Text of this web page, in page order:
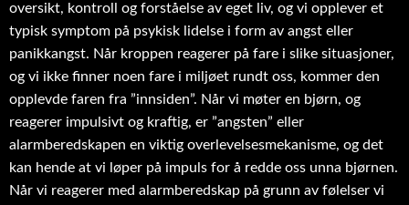
oversikt, kontroll og forståelse av eget liv, og vi opplever et
typisk symptom på psykisk lidelse i form av angst eller
panikkangst. Når kroppen reagerer på fare i slike situasjoner,
og vi ikke finner noen fare i miljøet rundt oss, kommer den
opplevde faren fra ”innsiden”. Når vi møter en bjørn, og
reagerer impulsivt og kraftig, er ”angsten” eller
alarmberedskapen en viktig overlevelsesmekanisme, og det
kan hende at vi løper på impuls for å redde oss unna bjørnen.
Når vi reagerer med alarmberedskap på grunn av følelser vi